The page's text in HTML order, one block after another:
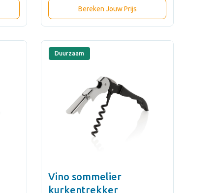
Bereken Jouw Prijs
Duurzaam
Vino sommelier
kurkentrekker